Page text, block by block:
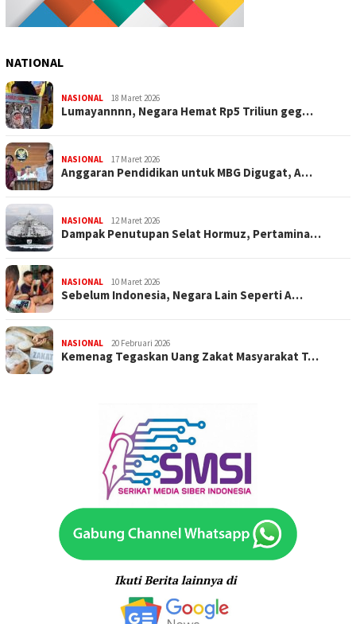
NATIONAL
NASIONAL 18 Maret 2026
Lumayannnn, Negara Hemat Rp5 Triliun geg…
NASIONAL 17 Maret 2026
Anggaran Pendidikan untuk MBG Digugat, A…
NASIONAL 12 Maret 2026
Dampak Penutupan Selat Hormuz, Pertamina…
NASIONAL 10 Maret 2026
Sebelum Indonesia, Negara Lain Seperti A…
NASIONAL 20 Februari 2026
Kemenag Tegaskan Uang Zakat Masyarakat T…